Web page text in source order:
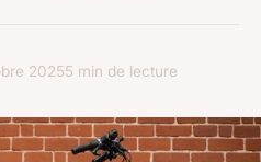
20255 min de lecture